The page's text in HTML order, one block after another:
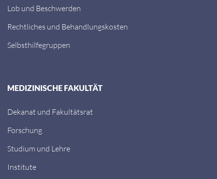
Lob und Beschwerden
Rechtliches und Behandlungskosten
Selbsthilfegruppen
MEDIZINISCHE FAKULTÄT
Dekanat und Fakultätsrat
Forschung
Studium und Lehre
Institute